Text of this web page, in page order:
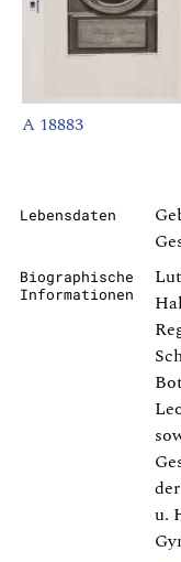
A 18883
Lebensdaten
Biographische
Informationen
u.